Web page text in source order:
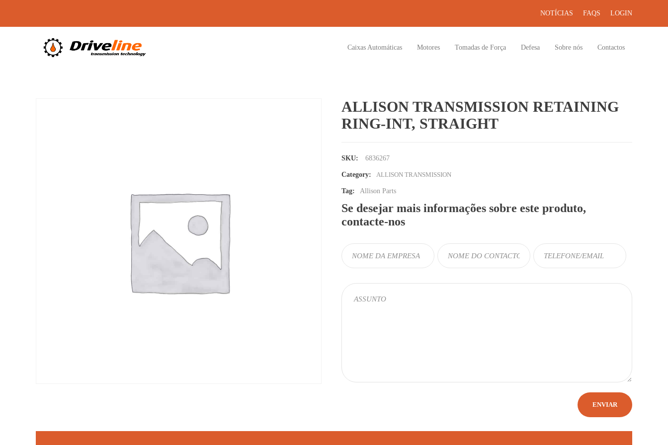
NOTÍCIAS FAQS LOGIN
Caixas Automáticas Motores Tomadas de Força Defesa Sobre nós Contactos
ALLISON TRANSMISSION RETAINING
RING-INT, STRAIGHT
SKU: 6836267
Category: ALLISON TRANSMISSION
Tag: Allison Parts
Se desejar mais informações sobre este produto,
contacte-nos